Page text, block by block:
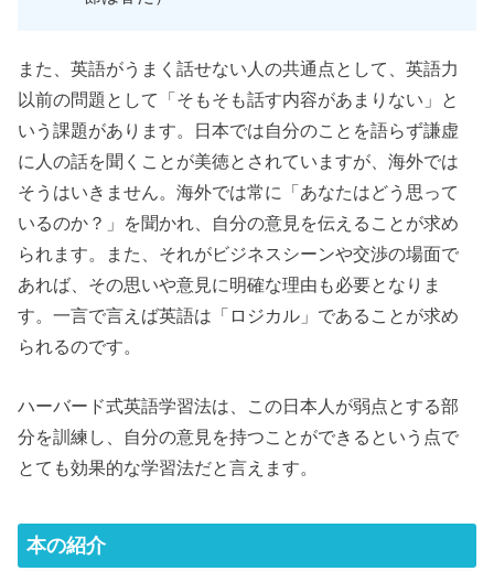
また、英語がうまく話せない人の共通点として、英語力
以前の問題として「そもそも話す内容があまりない」と
いう課題があります。日本では自分のことを語らず謙虚
に人の話を聞くことが美徳とされていますが、海外では
そうはいきません。海外では常に「あなたはどう思って
いるのか？」を聞かれ、自分の意見を伝えることが求め
られます。また、それがビジネスシーンや交渉の場面で
あれば、その思いや意見に明確な理由も必要となりま
す。一言で言えば英語は「ロジカル」であることが求め
られるのです。
ハーバード式英語学習法は、この日本人が弱点とする部
分を訓練し、自分の意見を持つことができるという点で
とても効果的な学習法だと言えます。
本の紹介